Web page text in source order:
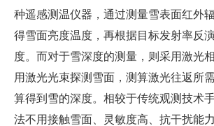
种遥感测温仪器，通过测量雪表面红外
得雪面亮度温度，再根据目标发射率反
度。而对于雪深度的测量，则采用激光
用激光光束探测雪面，测算激光往返所
算得到雪的深度。相较于传统观测技术
法不用接触雪面、灵敏度高、抗干扰能